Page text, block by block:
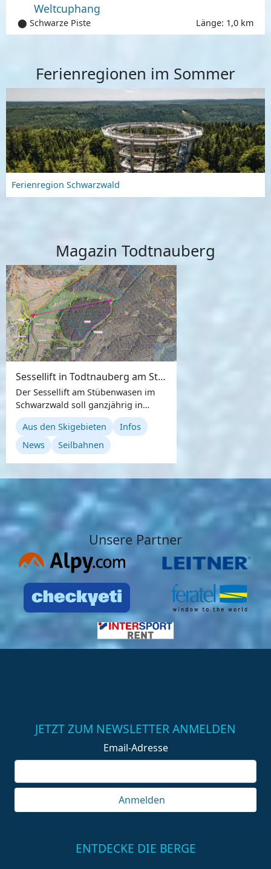
Weltcuphang
⬤ Schwarze Piste Länge: 1,0 km
Ferienregionen im Sommer
Ferienregion Schwarzwald
Magazin Todtnauberg
Sessellift in Todtnauberg am Stübenwasen wird gebaut
Der Sessellift am Stübenwasen im
Schwarzwald soll ganzjährig in
Betrieb sein und das
Sommergeschäft gestärkt werden ...
Aus den Skigebieten
Infos
News
Seilbahnen
Unsere Partner
JETZT ZUM NEWSLETTER ANMELDEN
Email-Adresse
Anmelden
ENTDECKE DIE BERGE